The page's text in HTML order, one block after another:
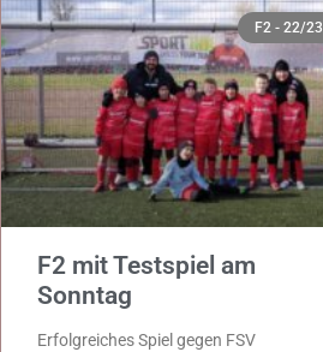
F2 - 22/23
F2 mit Testspiel am
Sonntag
Erfolgreiches Spiel gegen FSV